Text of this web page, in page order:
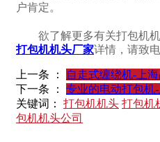
户肯定。
欲了解更多有关打包机
打包机机头厂家详情，请致
上一条 ：
自走式缠绕机-上
下一条 ：
专业的电动打包机
关键词： 打包机机头 打包机
包机机头公司